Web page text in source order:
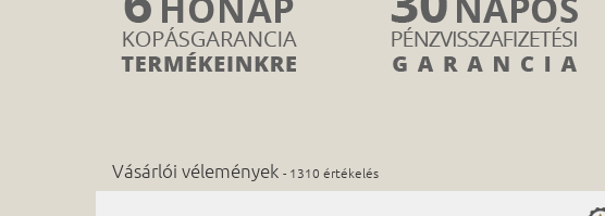
Vásárlói vélemények- 1310 értékelés